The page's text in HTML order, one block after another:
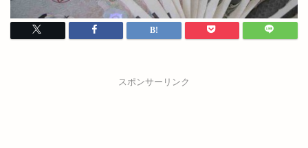
スポンサーリンク